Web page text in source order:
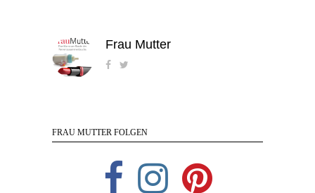
Frau Mutter
FRAU MUTTER FOLGEN